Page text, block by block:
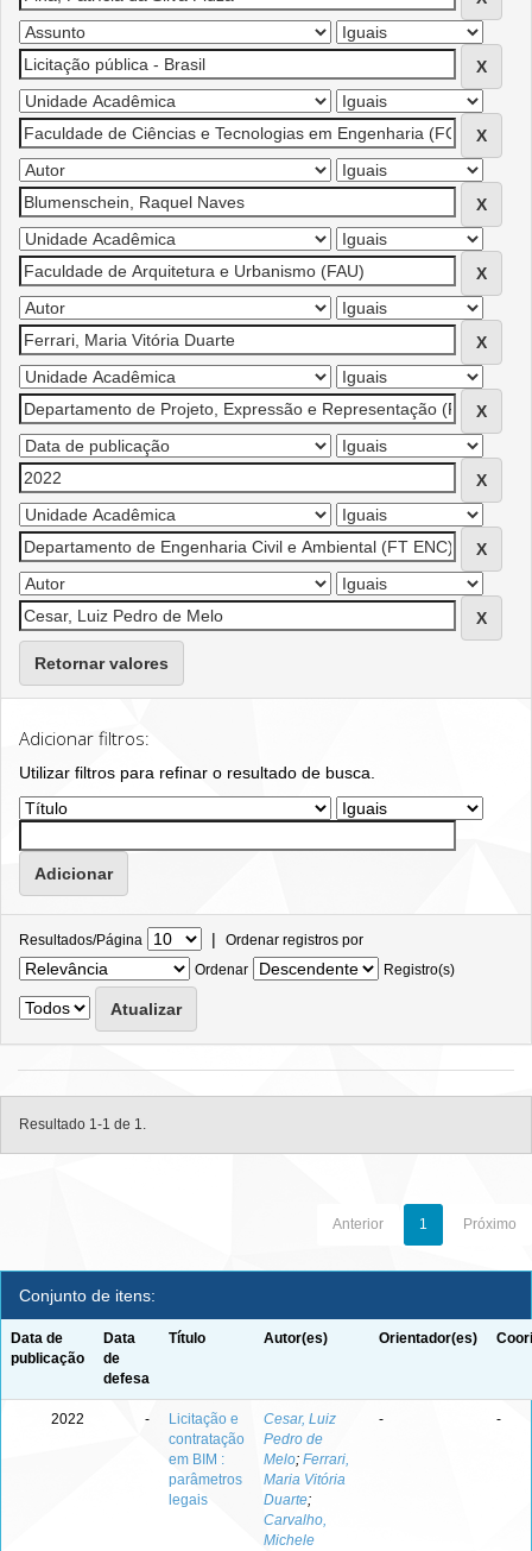
Retornar valores
Adicionar filtros:
Utilizar filtros para refinar o resultado de busca.
Resultados/Página | Ordenar registros por
Ordenar
Registro(s)
Resultado 1-1 de 1.
Anterior 1 Próximo
Conjunto de itens:
Data de
publicação
Data
de
defesa
Título Autor(es) Orientador(es)
2022 -
Licitação e
contratação
em BIM :
parâmetros
legais
Cesar, Luiz
Pedro de
Melo; Ferrari,
Maria Vitória
Duarte;
Carvalho,
Michele
- -